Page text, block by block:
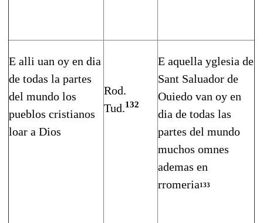
E alli uan oy en dia
de todas la partes
del mundo los
pueblos cristianos
loar a Dios
Rod.
Tud.132
E aquella yglesia de
Sant Saluador de
Ouiedo van oy en
dia de todas las
partes del mundo
muchos omnes
ademas en
rromeria133